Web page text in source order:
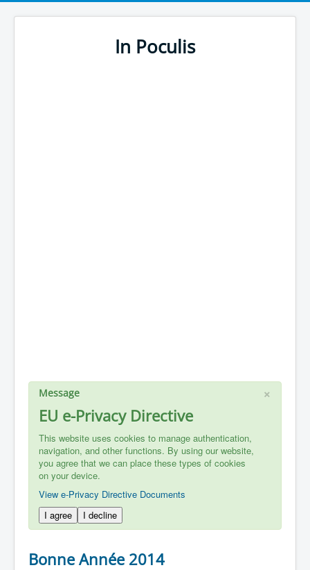
In Poculis
×
Message
EU e-Privacy Directive
This website uses cookies to manage authentication,
navigation, and other functions. By using our website,
you agree that we can place these types of cookies
on your device.
View e-Privacy Directive Documents
I agree
I decline
Bonne Année 2014